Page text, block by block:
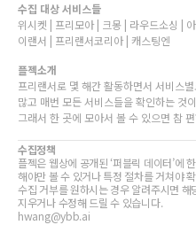
수집 대상 서비스들
위시켓 | 프리모아 | 크몽 | 라우드소싱 |
이랜서 | 프리랜서코리아 | 캐스팅엔
플젝소개
프리랜서로 몇 해간 활동하면서 서비스
많고 매번 모든 서비스들을 확인하는 것
그래서 한 곳에 모아서 볼 수 있으면 참
수집정책
플젝은 웹상에 공개된 ‘퍼블릭 데이터’에
해야만 볼 수 있거나 특정 절차를 거쳐야
수집 거부를 원하시는 경우 알려주시면
지우거나 수정해 드릴 수 있습니다.
hwang@ybb.ai